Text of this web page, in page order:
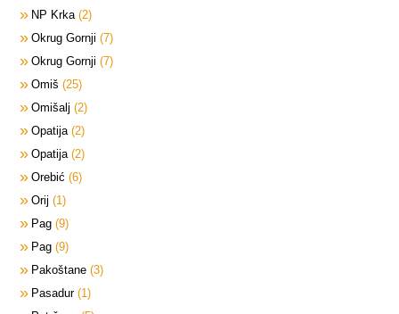
NP Krka 2
Okrug Gornji 7
Okrug Gornji 7
Omiš 25
Omišalj 2
Opatija 2
Opatija 2
Orebić 6
Orij
1
Pag 9
Pag 9
Pakoštane 3
Pasadur 1